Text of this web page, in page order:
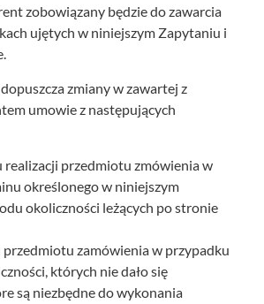
zobowiązany będzie do zawarcia
ujętych w niniejszym Zapytaniu i
zmiany w zawartej z
umowie z następujących
realizacji przedmiotu zmówienia w
określonego w niniejszym
okoliczności leżących po stronie
przedmiotu zamówienia w przypadku
których nie dało się
są niezbędne do wykonania